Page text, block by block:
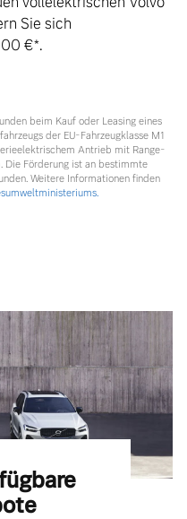
Sie sich
€⁠*.
beim Kauf oder Leasing eines
der EU-Fahrzeugklasse M1
Antrieb mit Range-
Förderung ist an bestimmte
Weitere Informationen finden